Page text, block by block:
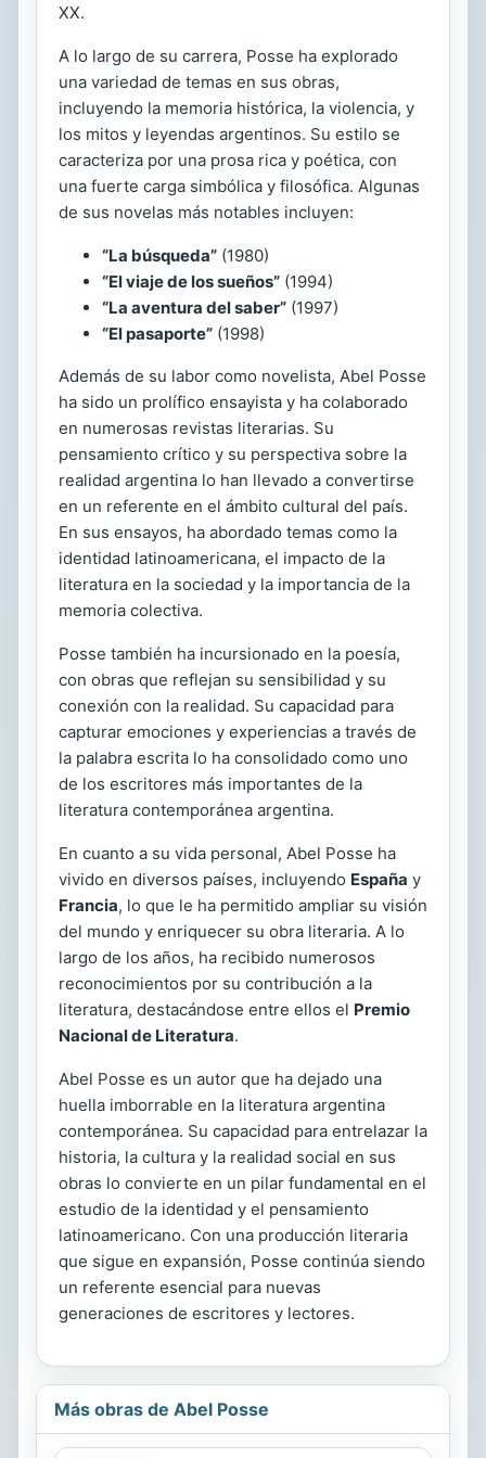
XX.
A lo largo de su carrera, Posse ha explorado
una variedad de temas en sus obras,
incluyendo la memoria histórica, la violencia, y
los mitos y leyendas argentinos. Su estilo se
caracteriza por una prosa rica y poética, con
una fuerte carga simbólica y filosófica. Algunas
de sus novelas más notables incluyen:
“La búsqueda” (1980)
“El viaje de los sueños” (1994)
“La aventura del saber” (1997)
“El pasaporte” (1998)
Además de su labor como novelista, Abel Posse
ha sido un prolífico ensayista y ha colaborado
en numerosas revistas literarias. Su
pensamiento crítico y su perspectiva sobre la
realidad argentina lo han llevado a convertirse
en un referente en el ámbito cultural del país.
En sus ensayos, ha abordado temas como la
identidad latinoamericana, el impacto de la
literatura en la sociedad y la importancia de la
memoria colectiva.
Posse también ha incursionado en la poesía,
con obras que reflejan su sensibilidad y su
conexión con la realidad. Su capacidad para
capturar emociones y experiencias a través de
la palabra escrita lo ha consolidado como uno
de los escritores más importantes de la
literatura contemporánea argentina.
En cuanto a su vida personal, Abel Posse ha
vivido en diversos países, incluyendo España y
Francia, lo que le ha permitido ampliar su visión
del mundo y enriquecer su obra literaria. A lo
largo de los años, ha recibido numerosos
reconocimientos por su contribución a la
literatura, destacándose entre ellos el Premio
Nacional de Literatura.
Abel Posse es un autor que ha dejado una
huella imborrable en la literatura argentina
contemporánea. Su capacidad para entrelazar la
historia, la cultura y la realidad social en sus
obras lo convierte en un pilar fundamental en el
estudio de la identidad y el pensamiento
latinoamericano. Con una producción literaria
que sigue en expansión, Posse continúa siendo
un referente esencial para nuevas
generaciones de escritores y lectores.
Más obras de Abel Posse